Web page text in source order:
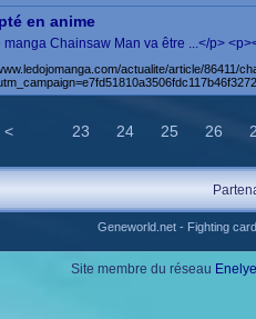
en anime
Chainsaw Man va être ...</p>
actualite/article/86411/
< 23 24 25 26
Geneworld.net- Fighting
Site membre du réseau Enelye